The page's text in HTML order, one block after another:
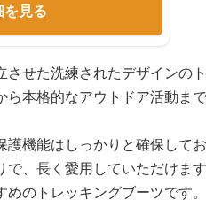
見る
せた洗練されたデザインの
本格的なアウトドア活動ま
機能はしっかりと確保して
、長く愛用していただけます
のトレッキングブーツです。